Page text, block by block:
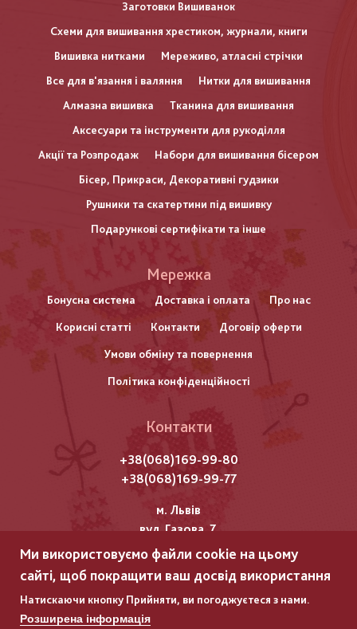
Заготовки Вишиванок
Схеми для вишивання хрестиком, журнали, книги
Вишивка нитками
Мереживо, атласні стрічки
Все для в'язання і валяння
Нитки для вишивання
Алмазна вишивка
Тканина для вишивання
Аксесуари та інструменти для рукоділля
Акції та Розпродаж
Набори для вишивання бісером
Бісер, Прикраси, Декоративні гудзики
Рушники та скатертини під вишивку
Подарункові сертифікати та інше
нижнього
колонтитулу
Мережка
Бонусна система Доставка і оплата Про нас
Корисні статті Контакти Договір оферти
Умови обміну та повернення
Політика конфіденційності
Контакти
+38(068)169-99-80
+38(068)169-99-77
м. Львів
вул. Газова, 7
Всі права захищені "Мережка"
Copyright © 2025
Ми використовуємо файли cookie на цьому
сайті, щоб покращити ваш досвід використання
Натискаючи кнопку Прийняти, ви погоджуєтеся з нами.
Розширена інформація